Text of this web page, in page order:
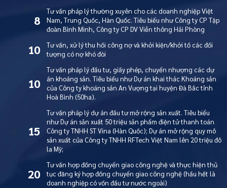
8
Tư vấn pháp lý thường xuyên cho các doanh nghiệp Việt
Nam, Trung Quốc, Hàn Quốc. Tiêu biểu như Công ty CP Tập
đoàn Bình Minh, Công ty CP DV Viễn thông Hải Phòng
10
Tư vấn, xử lý thu hồi công nợ và khởi kiện/khởi tố các đối
tượng có nợ khó đòi
10
Tư vấn pháp lý đầu tư, giấy phép, chuyển nhượng các dự
án khoáng sản. Tiêu biểu như Dự án khai thác Khoáng sản
của Công ty khoáng sản An Vượng tại huyện Đà Bắc tỉnh
Hoà Bình (50ha).
15
Tư vấn pháp lý dự án đầu tư mở rộng sản xuất. Tiêu biểu
như Dự án sản xuất 50 triệu sản phẩm điện tử thanh toán
Công ty TNHH ST Vina (Hàn Quốc); Dự án mở rộng quy mô
sản xuất của Công ty TNHH RFTech Việt Nam lên 20 triệu đô
la Mỹ;
20
Tư vấn hợp đồng chuyển giao công nghệ và thực hiện thủ
tục đăng ký hợp đồng chuyển giao công nghệ (hầu hết là
doanh nghiệp có vốn đầu tư nước ngoài)